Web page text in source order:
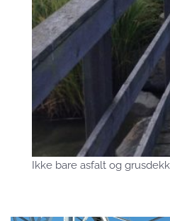
Ikke bare asfalt og